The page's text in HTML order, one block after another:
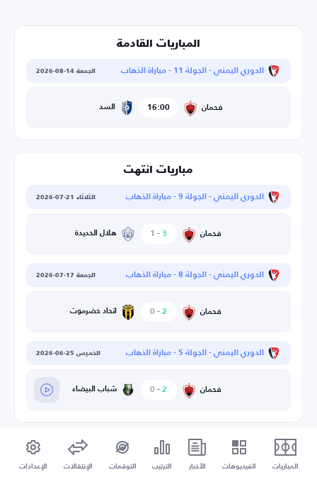
المباريات القادمة
الدوري اليمني - الجولة 11 - مباراة الذهاب الجمعة 14-08-2026
فحمان 16:00 السد
مباريات انتهت
الدوري اليمني - الجولة 9 - مباراة الذهاب الثلاثاء 21-07-2026
فحمان 3
-
1 هلال الحديدة
الدوري اليمني - الجولة 8 - مباراة الذهاب الجمعة 17-07-2026
فحمان 2
-
0 اتحاد حضرموت
الدوري اليمني - الجولة 5 - مباراة الذهاب الخميس 25-06-2026
فحمان 2
-
0 شباب البيضاء
المباريات الفيديوهات الأخبار الترتيب التوقعات الإنتقالات الإعدادات